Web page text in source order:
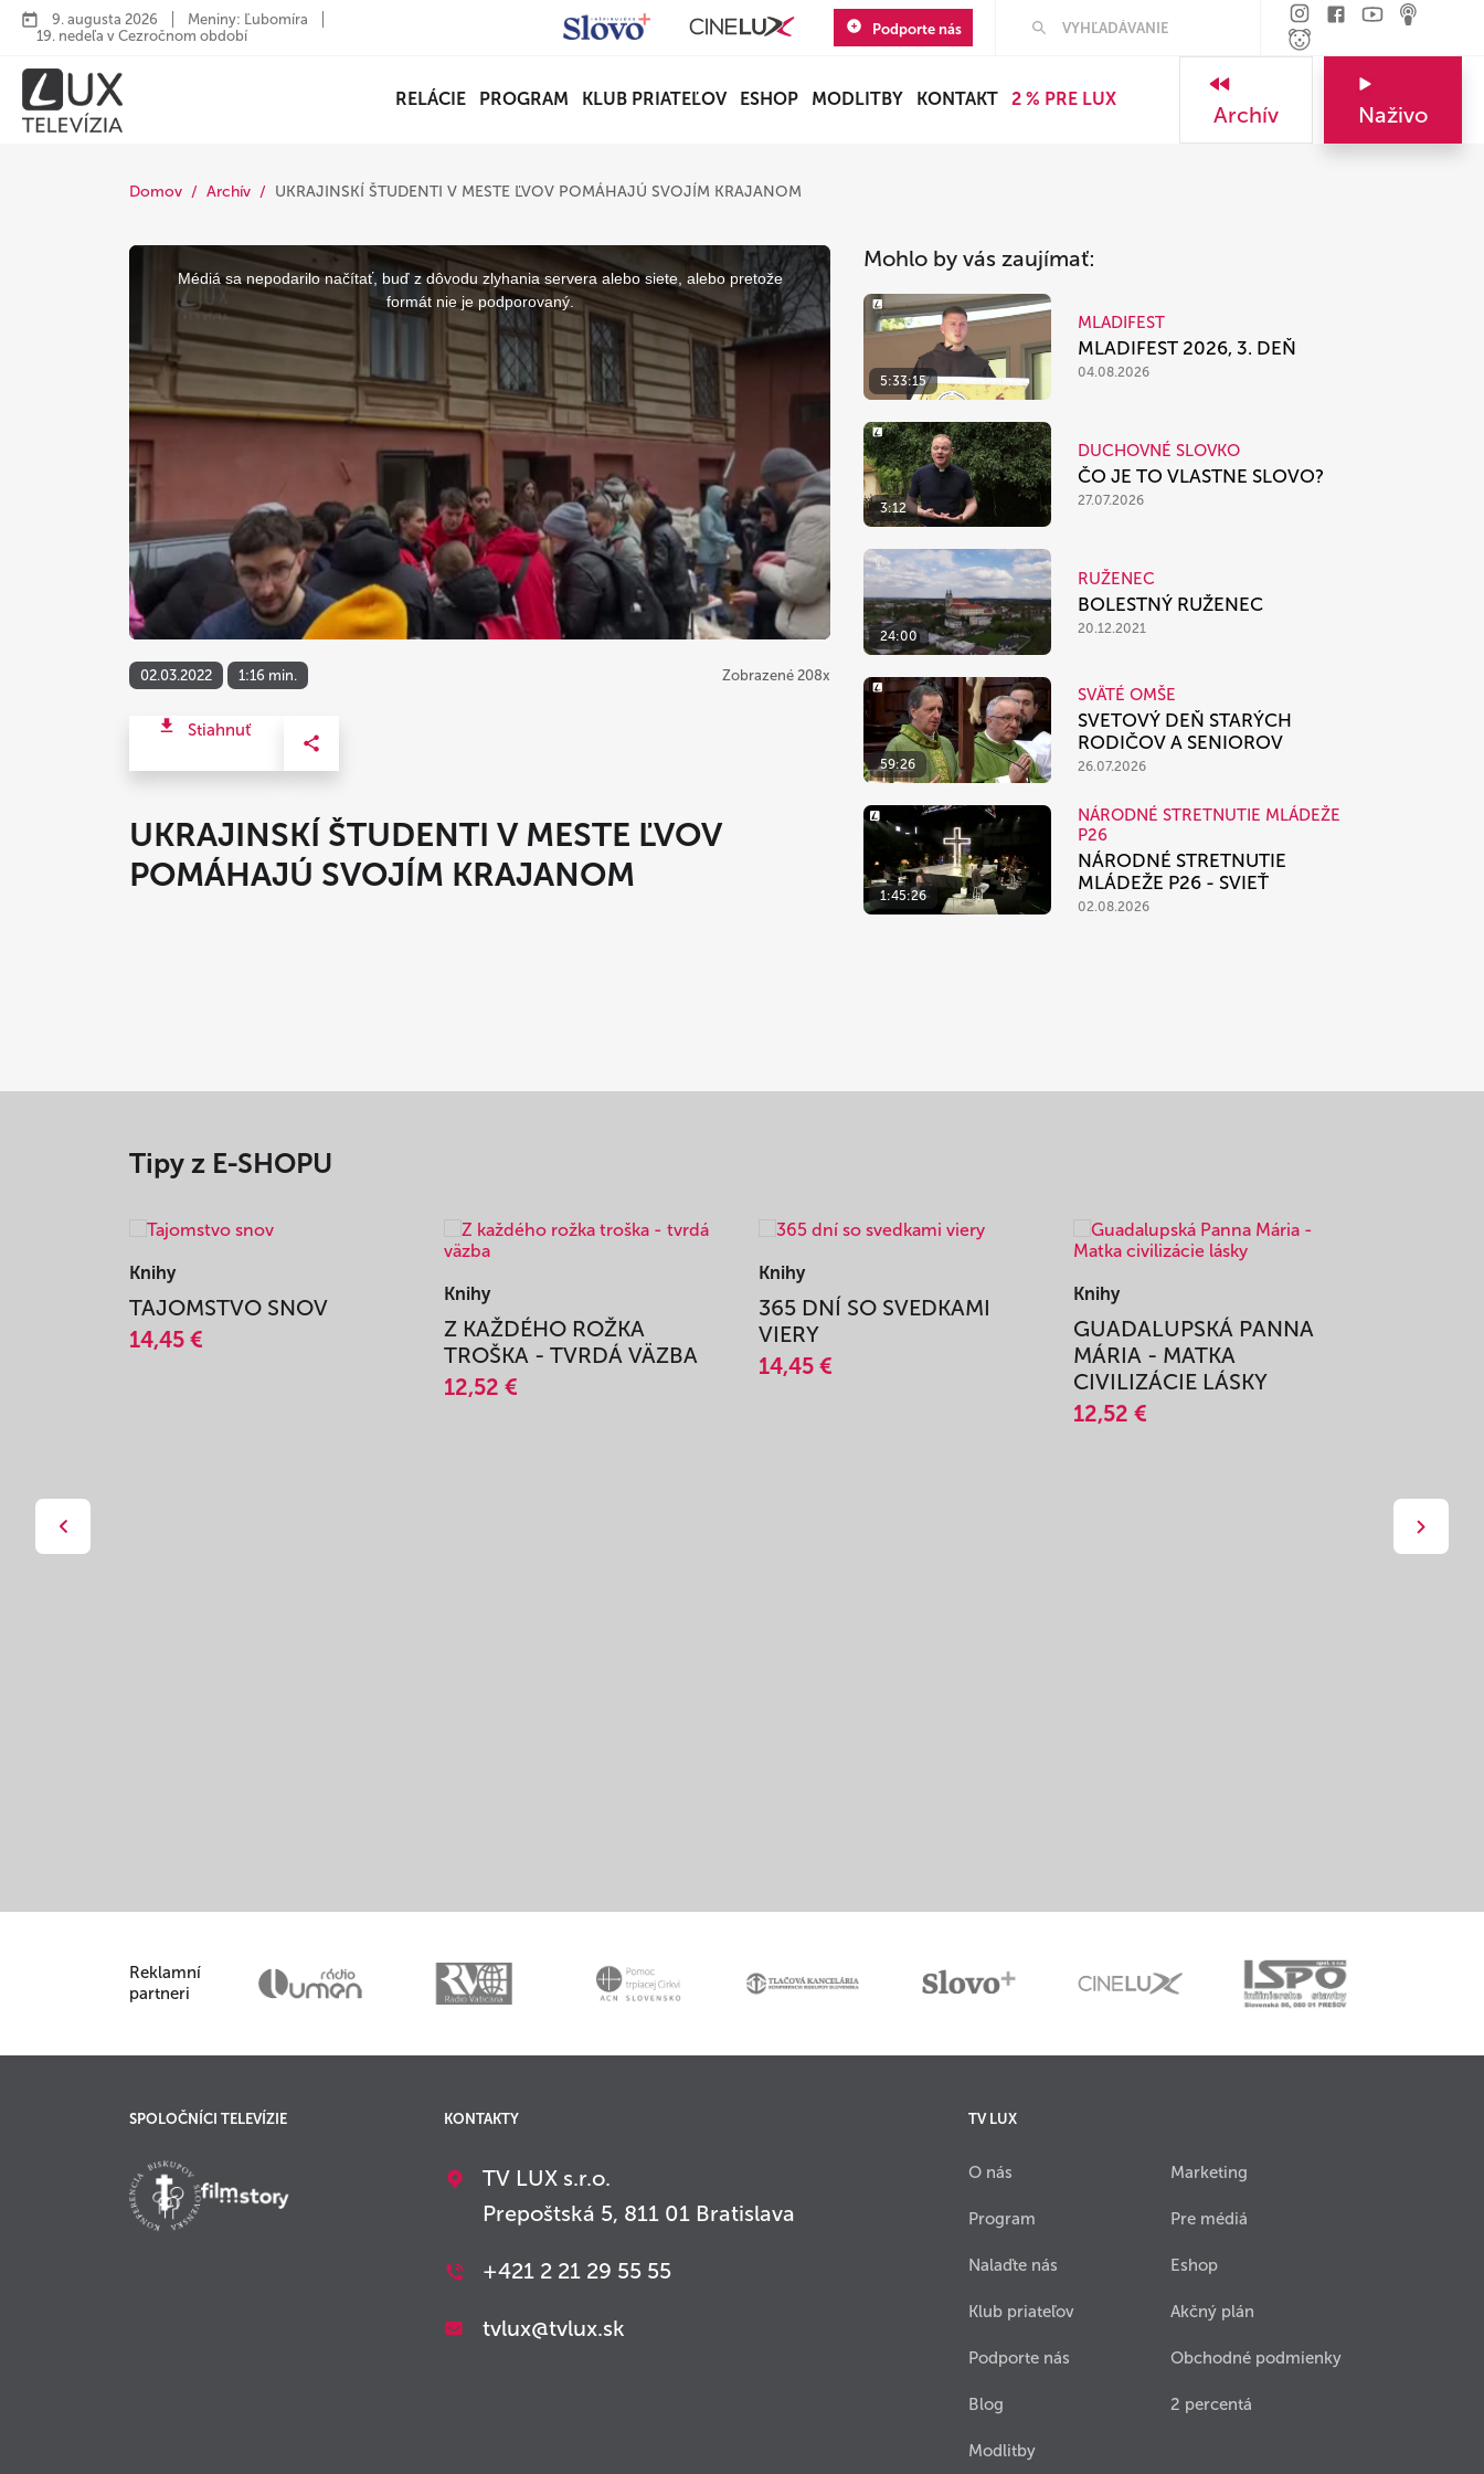
9. augusta 2026
Meniny: Ľubomíra
19. nedeľa v Cezročnom období
Podporte nás
RELÁCIE PROGRAM KLUB PRIATEĽOV ESHOP MODLITBY KONTAKT 2 % PRE LUX
Archív Naživo
Domov Archív UKRAJINSKÍ ŠTUDENTI V MESTE ĽVOV POMÁHAJÚ SVOJÍM KRAJANOM
This
Médiá sa nepodarilo načítať, buď z dôvodu zlyhania servera alebo siete, alebo pretože
formát nie je podporovaný.
02.03.2022 1:16 min. Zobrazené 208x
Stiahnuť
UKRAJINSKÍ ŠTUDENTI V MESTE ĽVOV
POMÁHAJÚ SVOJÍM KRAJANOM
Mohlo by vás zaujímať:
5:33:15
MLADIFEST
MLADIFEST 2026, 3. DEŇ
04.08.2026
3:12
DUCHOVNÉ SLOVKO
ČO JE TO VLASTNE SLOVO?
27.07.2026
24:00
RUŽENEC
BOLESTNÝ RUŽENEC
20.12.2021
59:26
SVÄTÉ OMŠE
SVETOVÝ DEŇ STARÝCH
RODIČOV A SENIOROV
26.07.2026
1:45:26
NÁRODNÉ STRETNUTIE MLÁDEŽE
P26
NÁRODNÉ STRETNUTIE
MLÁDEŽE P26 - SVIEŤ
02.08.2026
Tipy z E-SHOPU
Knihy
TAJOMSTVO SNOV
14,45 €
Knihy
Z KAŽDÉHO ROŽKA
TROŠKA - TVRDÁ VÄZBA
12,52 €
Knihy
365 DNÍ SO SVEDKAMI
VIERY
14,45 €
Knihy
GUADALUPSKÁ PANNA
MÁRIA - MATKA
CIVILIZÁCIE LÁSKY
12,52 €
Reklamní
partneri
SPOLOČNÍCI TELEVÍZIE KONTAKTY
TV LUX s.r.o.
Prepoštská 5, 811 01 Bratislava
+421 2 21 29 55 55
tvlux@tvlux.sk
TV LUX
O nás
Program
Nalaďte nás
Klub priateľov
Podporte nás
Blog
Modlitby
Marketing
Pre médiá
Eshop
Akčný plán
Obchodné podmienky
2 percentá